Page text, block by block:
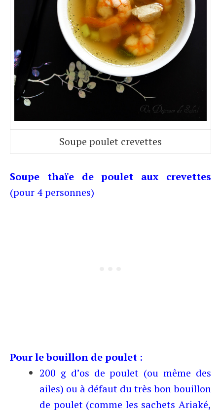
Soupe poulet crevettes
Soupe thaïe de poulet aux crevettes
(pour 4 personnes)
Pour le bouillon de poulet :
200 g d’os de poulet (ou même des
ailes) ou à défaut du très bon bouillon
de poulet (comme les sachets Ariaké,